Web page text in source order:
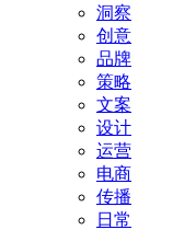
洞察
创意
品牌
策略
文案
设计
运营
电商
传播
日常